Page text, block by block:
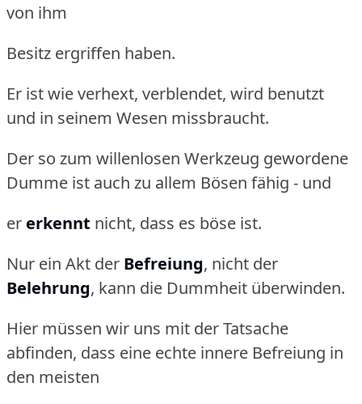
von ihm
Besitz ergriffen haben.
Er ist wie verhext, verblendet, wird benutzt
und in seinem Wesen missbraucht.
Der so zum willenlosen Werkzeug gewordene
Dumme ist auch zu allem Bösen fähig - und
er erkennt nicht, dass es böse ist.
Nur ein Akt der Befreiung, nicht der
Belehrung, kann die Dummheit überwinden.
Hier müssen wir uns mit der Tatsache
abfinden, dass eine echte innere Befreiung in
den meisten